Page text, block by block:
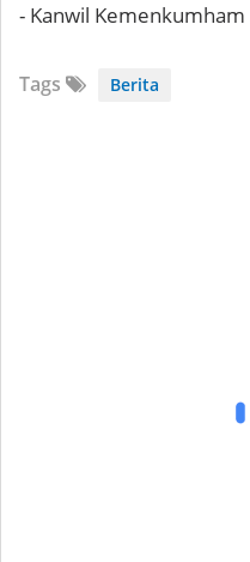
- Kanwil Kemenkumham
Tags Berita